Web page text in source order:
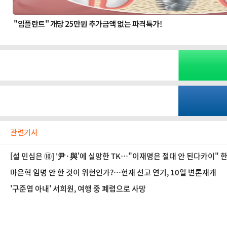
관련기사
[설 민심은 ⑩] '尹·與'에 실망한 TK…"이재명은 절대 안 된다카이"
마은혁 임명 안 한 것이 위헌인가?…헌재 선고 연기, 10일 변론재개
'구준엽 아내' 서희원, 여행 중 폐렴으로 사망